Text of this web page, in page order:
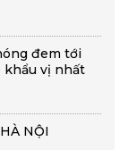
đem tới
khẩu vị nhất
NỘI